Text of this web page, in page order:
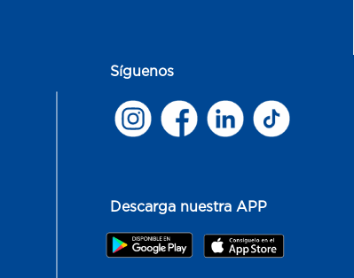
Síguenos
Descarga nuestra APP